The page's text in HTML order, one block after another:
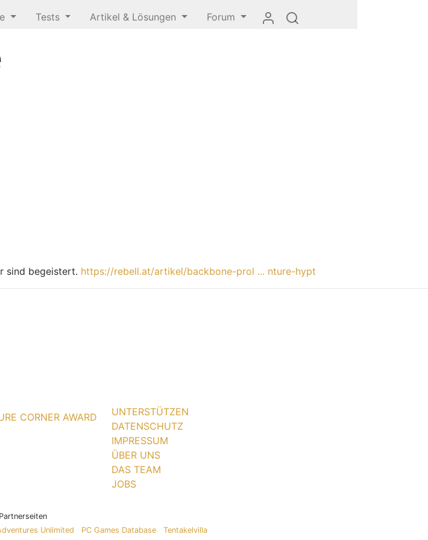
Tests Artikel & Lösungen Forum
sind begeistert. https://rebell.at/artikel/backbone-prol ... nture-hypt
UNTERSTÜTZEN
DATENSCHUTZ
IMPRESSUM
ÜBER UNS
DAS TEAM
JOBS
Partnerseiten
Unlimited PC Games Database Tentakelvilla